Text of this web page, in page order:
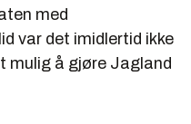
med
var det imidlertid ikke
mulig å gjøre Jagland